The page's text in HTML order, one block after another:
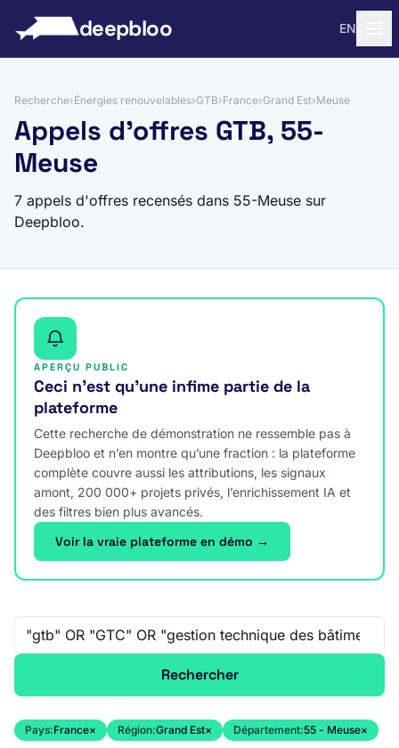
deepbloo EN
Recherche›Énergies renouvelables›GTB›France›Grand Est›Meuse
Appels d'offres GTB, 55-
Meuse
7 appels d'offres recensés dans 55-Meuse sur
Deepbloo.
APERÇU PUBLIC
Ceci n’est qu’une infime partie de la
plateforme
Cette recherche de démonstration ne ressemble pas à
Deepbloo et n’en montre qu’une fraction : la plateforme
complète couvre aussi les attributions, les signaux
amont, 200 000+ projets privés, l’enrichissement IA et
des filtres bien plus avancés.
Voir la vraie plateforme en démo →
Recherche libre
Rechercher
Pays:France× Région:Grand Est× Département:55 - Meuse×